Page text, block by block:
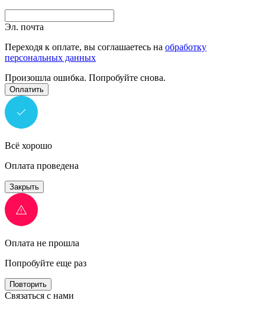
Эл. почта
Переходя к оплате, вы соглашаетесь на обработку
персональных данных
Произошла ошибка. Попробуйте снова.
Оплатить
Всё хорошо
Оплата проведена
Закрыть
Оплата не прошла
Попробуйте еще раз
Повторить
Связаться с нами